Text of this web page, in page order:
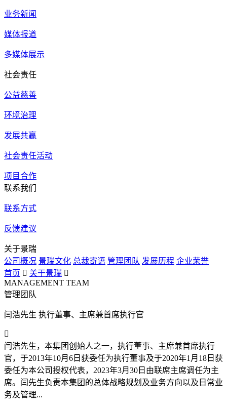
业务新闻
媒体报道
多媒体展示
社会责任
公益慈善
环境治理
发展共赢
社会责任活动
项目合作
联系我们
联系方式
反馈建议
关于景瑞
公司概况 景瑞文化 总裁寄语 管理团队 发展历程 企业荣誉
首页  关于景瑞 
MANAGEMENT TEAM
管理团队
闫浩先生 执行董事、主席兼首席执行官

闫浩先生，本集团创始人之一，执行董事、主席兼首席执行
官，于2013年10月6日获委任为执行董事及于2020年1月18日获
委任为本公司授权代表，2023年3月30日由联席主席调任为主
席。闫先生负责本集团的总体战略规划及业务方向以及日常业
务及管理...